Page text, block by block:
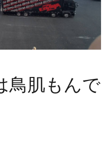
鳥肌もんで